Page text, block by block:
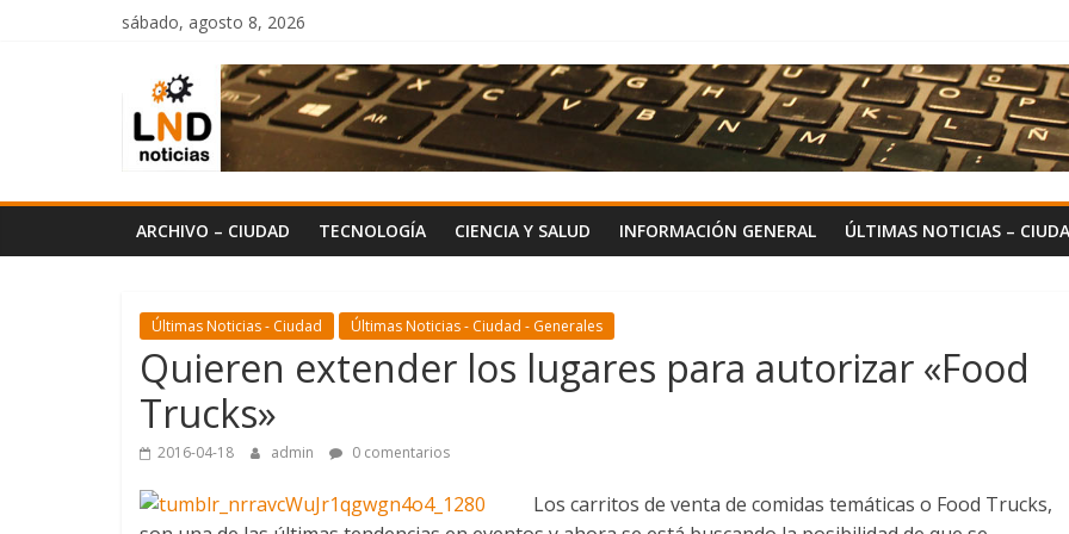
sábado, agosto 8, 2026
LND
Noticias
ARCHIVO – CIUDAD TECNOLOGÍA CIENCIA Y SALUD INFORMACIÓN GENERAL ÚLTIMAS NOTICIAS –
Últimas Noticias - Ciudad Últimas Noticias - Ciudad - Generales
Quieren extender los lugares para autorizar «Food
Trucks»
2016-04-18 admin 0 comentarios
Los carritos de venta de comidas temáticas o Food Trucks,